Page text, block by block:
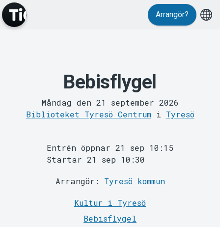
MyTickster
Support
Arrangör?
Bebisflygel
Måndag den 21 september 2026
Biblioteket Tyresö Centrumi Tyresö
Entrén öppnar 21 sep 10:15
Startar 21 sep 10:30
Arrangör: Tyresö kommun
Kultur i Tyresö
Bebisflygel